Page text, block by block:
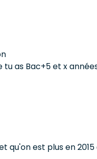
as Bac+5 et x
qu'on est plus en